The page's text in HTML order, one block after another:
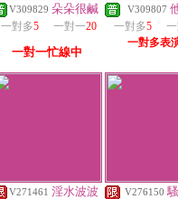
V309829 朵朵很鹹
一對多5 一對一20
一對一忙線中
V309807
一對多5
一對多表
V271461 淫水波波 V276150